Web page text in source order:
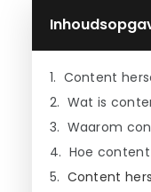
Wat is
Hoe
Content